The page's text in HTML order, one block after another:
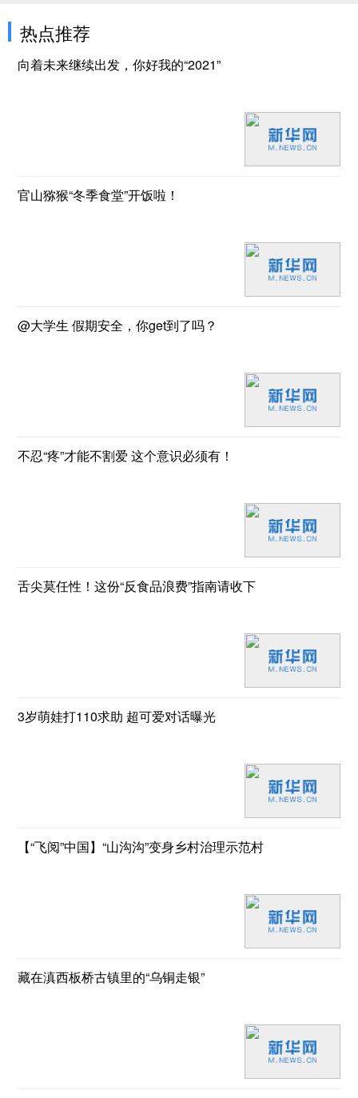
热点推荐
向着未来继续出发，你好我的“2021”
官山猕猴“冬季食堂”开饭啦！
@大学生 假期安全，你get到了吗？
不忍“疼”才能不割爱 这个意识必须有！
舌尖莫任性！这份“反食品浪费”指南请收下
3岁萌娃打110求助 超可爱对话曝光
【“飞阅”中国】“山沟沟”变身乡村治理示范村
藏在滇西板桥古镇里的“乌铜走银”